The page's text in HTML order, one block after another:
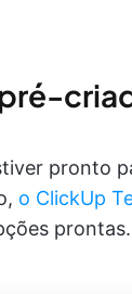
pronto
o ClickUp
prontas.